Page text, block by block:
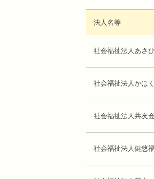
法人名等
社会福祉法人あさ
社会福祉法人かほ
社会福祉法人共友会
社会福祉法人健悠